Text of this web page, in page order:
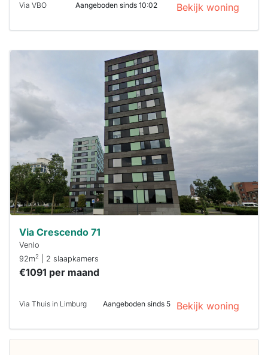
Via VBO Aangeboden sinds 10:02 Bekijk woning
Om kans te
reageren.
Stekkies helpt
je hierbij!
Via Crescendo 71
Venlo
92m2 | 2 slaapkamers
€1091 per maand
Via Thuis in Limburg Aangeboden sinds 5 Bekijk woning